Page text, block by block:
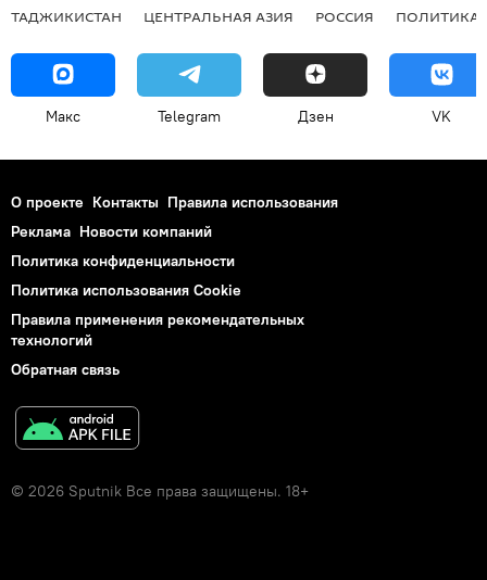
ТАДЖИКИСТАН ЦЕНТРАЛЬНАЯ АЗИЯ РОССИЯ ПОЛИТИКА
Макс Telegram Дзен VK
О проекте Контакты Правила использования
Реклама Новости компаний
Политика конфиденциальности
Политика использования Cookie
Правила применения рекомендательных
технологий
Обратная связь
© 2026 Sputnik Все права защищены. 18+